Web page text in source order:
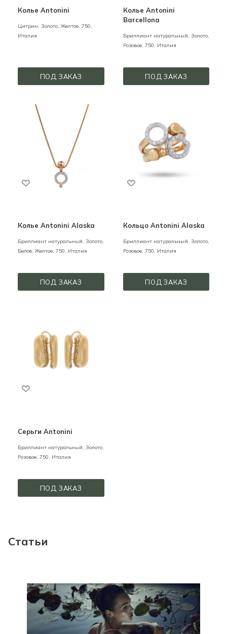
Колье Antonini
Цитрин, Золото, Желтое, 750,
Италия
ПОД ЗАКАЗ
Колье Antonini
Barcellona
Бриллиант натуральный, Золото,
Розовое, 750, Италия
ПОД ЗАКАЗ
Колье Antonini Alaska
Бриллиант натуральный, Золото,
Белое, Желтое, 750, Италия
ПОД ЗАКАЗ
Кольцо Antonini Alaska
Бриллиант натуральный, Золото,
Розовое, 750, Италия
ПОД ЗАКАЗ
Серьги Antonini
Бриллиант натуральный, Золото,
Розовое, 750, Италия
ПОД ЗАКАЗ
Статьи